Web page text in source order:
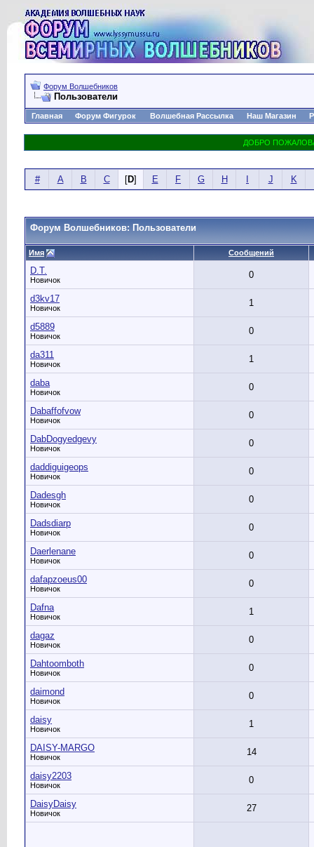
Форум Волшебников
Пользователи
Главная Форум Фигурок Волшебная Рассылка Наш Магазин
# A B C [D] E F G H J K
Форум Волшебников: Пользователи
Имя Сообщений
D.T.
Новичок 0
d3kv17
Новичок 1
d5889
Новичок 0
da311
Новичок 1
daba
Новичок 0
Dabaffofvow
Новичок 0
DabDogyedgevy
Новичок 0
daddiguigeops
Новичок 0
Dadesgh
Новичок 0
Dadsdiarp
Новичок 0
Daerlenane
Новичок 0
dafapzoeus00
Новичок 0
Dafna
Новичок 1
dagaz
Новичок 0
Dahtoomboth
Новичок 0
daimond
Новичок 0
daisy
Новичок 1
DAISY-MARGO
Новичок 14
daisy2203
Новичок 0
DaisyDaisy
Новичок 27